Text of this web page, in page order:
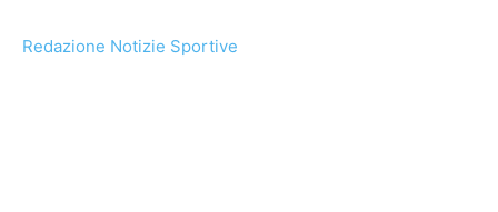
Redazione Notizie Sportive